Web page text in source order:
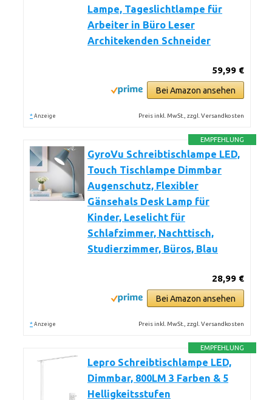
Lampe, Tageslichtlampe für
Arbeiter in Büro Leser
Architekenden Schneider
59,99 €
Bei Amazon ansehen
* Anzeige Preis inkl. MwSt., zzgl. Versandkosten
EMPFEHLUNG
GyroVu Schreibtischlampe LED,
Touch Tischlampe Dimmbar
Augenschutz, Flexibler
Gänsehals Desk Lamp für
Kinder, Leselicht für
Schlafzimmer, Nachttisch,
Studierzimmer, Büros, Blau
28,99 €
Bei Amazon ansehen
* Anzeige Preis inkl. MwSt., zzgl. Versandkosten
EMPFEHLUNG
Lepro Schreibtischlampe LED,
Dimmbar, 800LM 3 Farben & 5
Helligkeitsstufen